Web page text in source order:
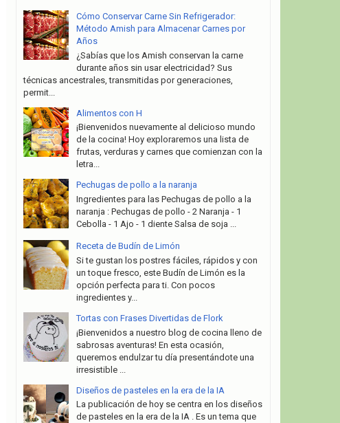
Cómo Conservar Carne Sin Refrigerador:
Método Amish para Almacenar Carnes por
Años
¿Sabías que los Amish conservan la carne
durante años sin usar electricidad? Sus
técnicas ancestrales, transmitidas por generaciones,
permit...
Alimentos con H
¡Bienvenidos nuevamente al delicioso mundo
de la cocina! Hoy exploraremos una lista de
frutas, verduras y carnes que comienzan con la
letra...
Pechugas de pollo a la naranja
Ingredientes para las Pechugas de pollo a la
naranja : Pechugas de pollo - 2 Naranja - 1
Cebolla - 1 Ajo - 1 diente Salsa de soja ...
Receta de Budín de Limón
Si te gustan los postres fáciles, rápidos y con
un toque fresco, este Budín de Limón es la
opción perfecta para ti. Con pocos
ingredientes y...
Tortas con Frases Divertidas de Flork
¡Bienvenidos a nuestro blog de cocina lleno de
sabrosas aventuras! En esta ocasión,
queremos endulzar tu día presentándote una
irresistible ...
Diseños de pasteles en la era de la IA
La publicación de hoy se centra en los diseños
de pasteles en la era de la IA . Es un tema que